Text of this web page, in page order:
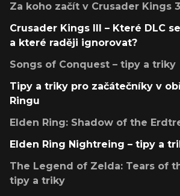
Za koho začít v Crusader Kings
Crusader Kings III – Které DLC
a které raději ignorovat?
Songs of Conquest – tipy a triky
Tipy a triky pro začátečníky v
Ringu
Elden Ring: Shadow of the
Elden Ring Nightreing – tipy a
The Legend of Zelda: Tears of
tipy a triky